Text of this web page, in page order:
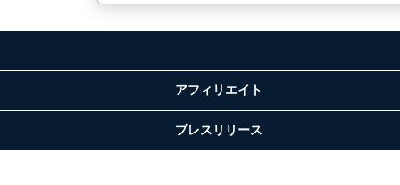
アフィリエイト
プレスリリース